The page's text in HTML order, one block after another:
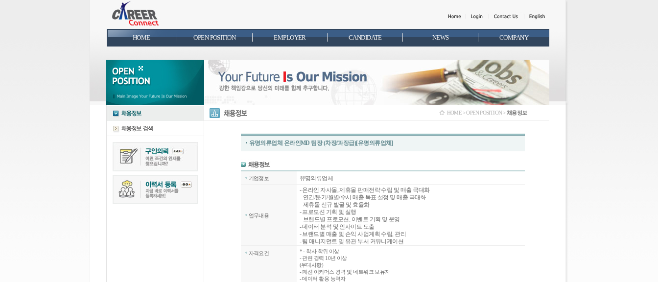
HOME OPEN POSITION EMPLOYER CANDIDATE NEWS COMPANY
HOME > OPEN POSITION > 채용정보
유명의류업체 온라인MD 팀장 (차장/과장급)[유명의류업체]
기업정보 유명의류업체
업무내용
- 온라인 자사몰, 제휴몰 판매전략 수립 및 매출 극대화
연간/분기/월별/수시 매출 목표 설정 및 매출 극대화
제휴몰 신규 발굴 및 효율화
- 프로모션 기획 및 실행
브랜드별 프로모션, 이벤트 기획 및 운영
- 데이터 분석 및 인사이트 도출
- 브랜드별 매출 및 손익 사업계획 수립, 관리
- 팀 매니지먼트 및 유관 부서 커뮤니케이션
자격요건 *- 학사 학위 이상
- 관련 경력 10년 이상
(우대사항)
- 패션 이커머스 경력 및 네트워크 보유자
- 데이터 활용 능력자